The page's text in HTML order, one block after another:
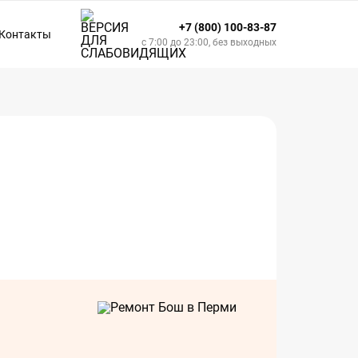
Контакты
+7 (800) 100-83-87
с 7:00 до 23:00, без выходных